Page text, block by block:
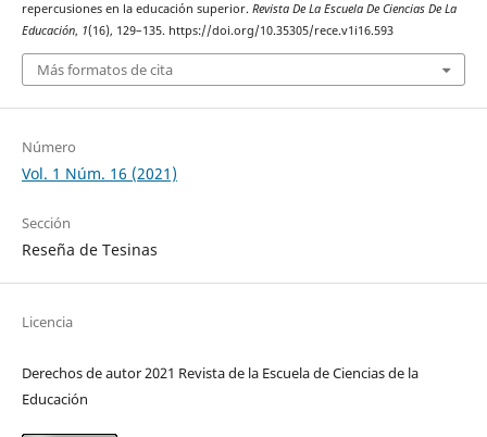
repercusiones en la educación superior. Revista De La Escuela De Ciencias De La
Educación, 1(16), 129–135. https://doi.org/10.35305/rece.v1i16.593
Más formatos de cita
Número
Vol. 1 Núm. 16 (2021)
Sección
Reseña de Tesinas
Licencia
Derechos de autor 2021 Revista de la Escuela de Ciencias de la
Educación